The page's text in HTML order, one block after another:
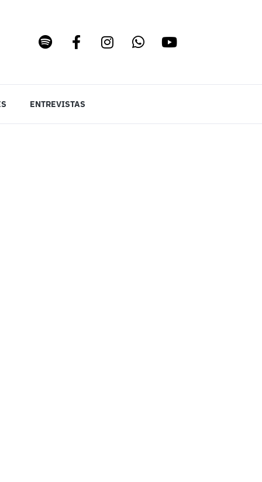
ENTREVISTAS